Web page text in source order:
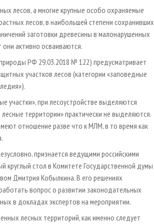
лесов, а многие крупные особо охраняемые
лесов, в наибольшей степени сохранивших
заготовки древесины в малонарушенных
активно осваиваются.
РФ 29.03.2018 № 122) предусматривает
участков лесов (категории «заповедные
участки», при лесоустройстве выделяются
территории» практически не выделяются.
отношение разве что к МЛМ, в то время как
признается ведущими российскими
круглый стол в Комитете Государственной думы
Дмитрия Кобылкина. В его решениях
вопрос о развитии законодательных
в докладах экспертов на мероприятии.
лесных территорий, как именно следует